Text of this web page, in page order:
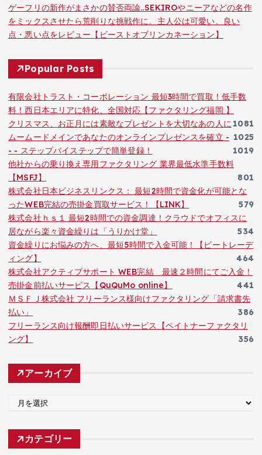
ゲーフリの新作がまさかの賛否両論..SEKIROやニーアなどの名作
をミックスさせたら荒削りな挑戦作に。主人公は可愛い。良い
点・悪い点をレビュー【ビーストオブリンカネーション】
Popular Posts
有限会社トラスト・コーポレーション 最短3時間で買取！低手数
料！西日本エリアに特化、全国対応【ファクタリング福岡 】
1081
クリスマス、お正月には素敵なプレゼントを大切なあの人に
1025
ムームードメインであなたのオンラインプレゼンスを確立 -
- - ステップバイステップで簡単登録！
1019
他社からの乗り換え専用ファクタリング 業界最低水準手数料
【MSFJ】
801
株式会社日本ビジネスリンクス： 最短2時間で資金化が可能とな
ったWEB完結の売掛金買取サービス！【LINK】
579
株式会社ｈｓ１ 最短2時間での資金調達！クラウドでオフィスに
居ながら楽々資金繰りは「うりかけ堂」
534
資金繰りにお悩みの方へ、最短5時間で入金可能！【ビートレーデ
ィング】
464
株式会社アクティブサポート WEB完結 最速２時間にてご入金！
売掛金前払いサービス【QuQuMo online】
441
ＭＳＦＪ株式会社 フリーランス様向けファクタリング「請求書先
払い」
386
フリーランス向け報酬即日払いサービス【ペイトナーファクタリ
ング】
356
アーカイブ
カ
カテゴリー